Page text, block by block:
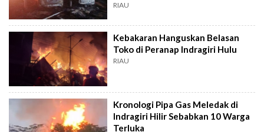
RIAU
Kebakaran Hanguskan Belasan
Toko di Peranap Indragiri Hulu
RIAU
Kronologi Pipa Gas Meledak di
Indragiri Hilir Sebabkan 10 Warga
Terluka